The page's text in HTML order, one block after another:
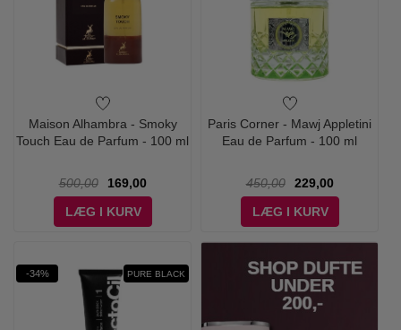
Maison Alhambra - Smoky
Touch Eau de Parfum - 100 ml
500,00
169,00
LÆG I KURV
Paris Corner - Mawj Appletini
Eau de Parfum - 100 ml
450,00
229,00
LÆG I KURV
-34% PURE BLACK